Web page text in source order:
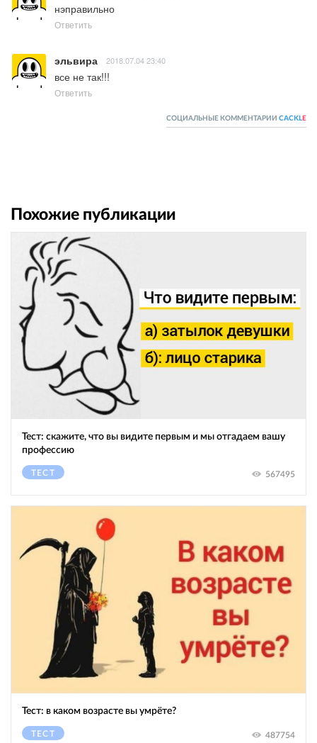
нэправильно
Ответить
эльвира 2018.07.04 23:40
все не так!!!
Ответить
СОЦИАЛЬНЫЕ КОММЕНТАРИИ CACKL E
Похожие публикации
Тест: скажите, что вы видите первым и мы отгадаем вашу
профессию
ТЕСТ 567495
Тест: в каком возрасте вы умрёте?
ТЕСТ 487754